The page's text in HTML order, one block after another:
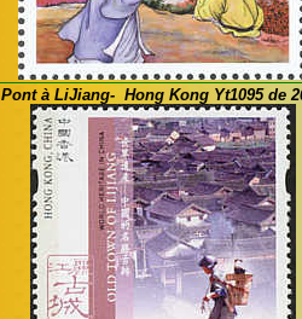
Pont à LiJiang- Hong Kong Yt1095 de